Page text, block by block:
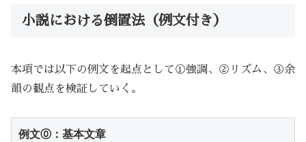
小説における倒置法（例文付き）
本項では以下の例文を起点として①強調、②リズム、③余
韻の観点を検証していく。
例文⓪：基本文章